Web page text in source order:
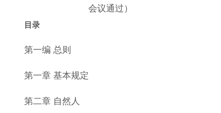
会议通过）
目录
第一编 总则
第一章 基本规定
第二章 自然人